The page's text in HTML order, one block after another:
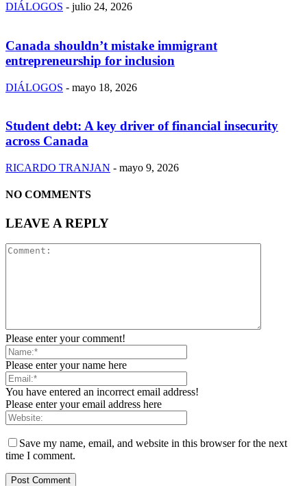
DIÁLOGOS - julio 24, 2026
Canada shouldn’t mistake immigrant
entrepreneurship for inclusion
DIÁLOGOS - mayo 18, 2026
Student debt: A key driver of financial insecurity
across Canada
RICARDO TRANJAN - mayo 9, 2026
NO COMMENTS
LEAVE A REPLY
Please enter your comment!
Please enter your name here
You have entered an incorrect email address!
Please enter your email address here
Save my name, email, and website in this browser for the next
time I comment.